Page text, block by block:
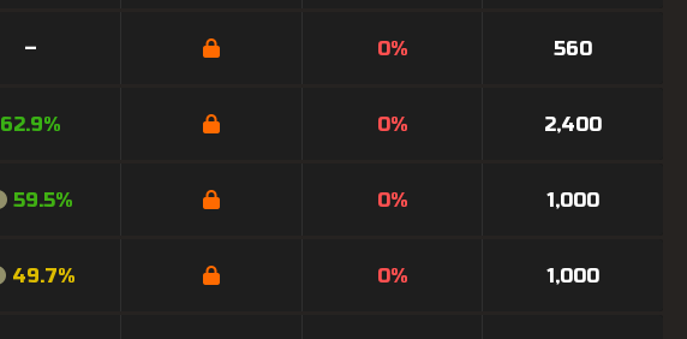
– 0% 560
62.9% 0% 2,400
59.5% 0% 1,000
49.7% 0% 1,000